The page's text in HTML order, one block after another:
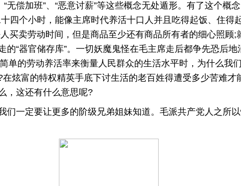
偿加班”、“恶意讨薪”等这些概念无处遁形。有了这个概
四个小时，能像主席时代养活十口人并且吃得起饭、住
买卖劳动时间，但是商品至少还有商品所有者的细心照顾
的“器官储存库”。一切妖魔鬼怪在毛主席走后都争先恐后
单的劳动养活率来衡量人民群众的生活水平时，为什么我
炫富的特权精英手底下讨生活的老百姓得遭受多少苦难才
，这还有什么意思呢?
一定要让更多的阶级兄弟姐妹知道。毛派共产党人之所